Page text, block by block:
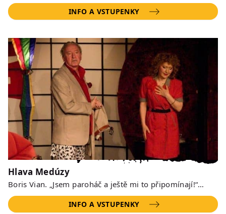
INFO A VSTUPENKY
Hlava Medúzy
Boris Vian. „Jsem paroháč a ještě mi to připomínají!“…
INFO A VSTUPENKY